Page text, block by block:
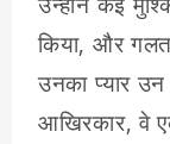
किया, और
उनका प्यार
आखिरकार, वे